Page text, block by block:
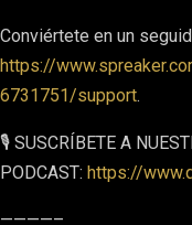
Conviértete en un
https://
6731751/support.
🎙 SUSCRÍBETE A
PODCAST: https://
————–